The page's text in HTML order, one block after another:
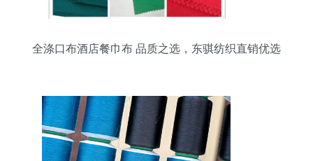
全涤口布酒店餐巾布 品质之选，东骐纺织直销优选